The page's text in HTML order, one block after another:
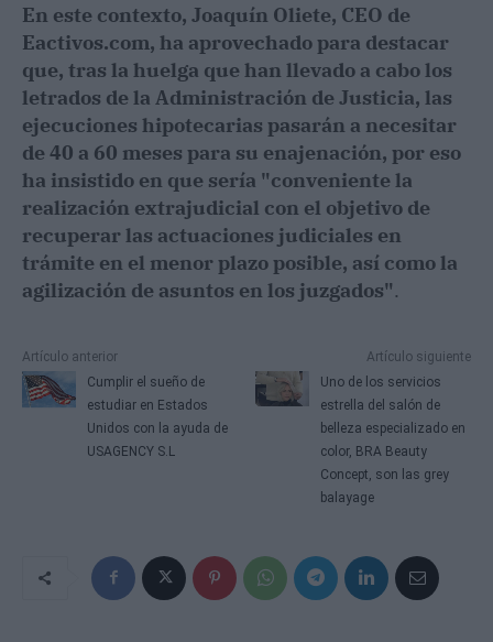
En este contexto, Joaquín Oliete, CEO de
Eactivos.com, ha aprovechado para destacar
que, tras la huelga que han llevado a cabo los
letrados de la Administración de Justicia, las
ejecuciones hipotecarias pasarán a necesitar
de 40 a 60 meses para su enajenación, por eso
ha insistido en que sería "conveniente la
realización extrajudicial con el objetivo de
recuperar las actuaciones judiciales en
trámite en el menor plazo posible, así como la
agilización de asuntos en los juzgados".
Artículo anterior
Cumplir el sueño de
estudiar en Estados
Unidos con la ayuda de
USAGENCY S.L
Artículo siguiente
Uno de los servicios
estrella del salón de
belleza especializado en
color, BRA Beauty
Concept, son las grey
balayage